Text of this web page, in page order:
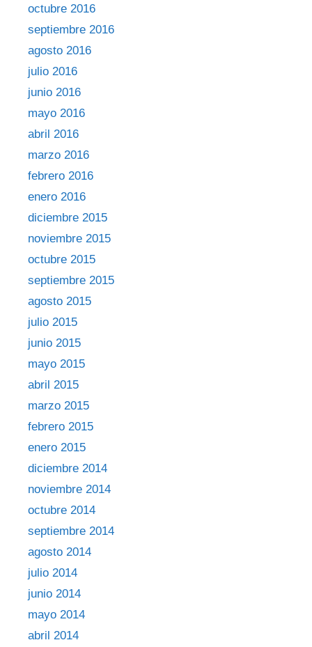
octubre 2016
septiembre 2016
agosto 2016
julio 2016
junio 2016
mayo 2016
abril 2016
marzo 2016
febrero 2016
enero 2016
diciembre 2015
noviembre 2015
octubre 2015
septiembre 2015
agosto 2015
julio 2015
junio 2015
mayo 2015
abril 2015
marzo 2015
febrero 2015
enero 2015
diciembre 2014
noviembre 2014
octubre 2014
septiembre 2014
agosto 2014
julio 2014
junio 2014
mayo 2014
abril 2014